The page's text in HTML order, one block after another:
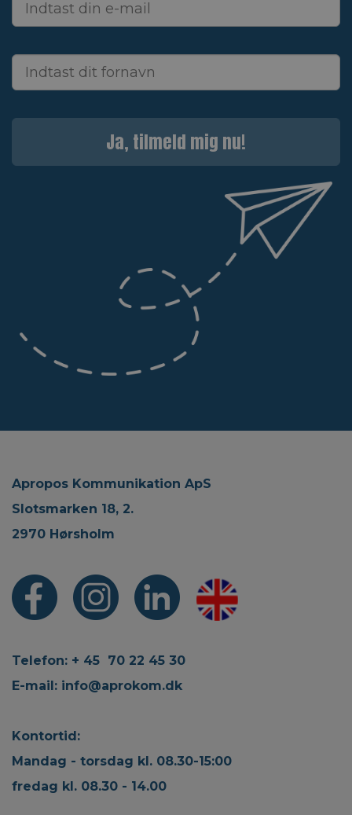
Ja, tilmeld mig nu!
Apropos Kommunikation ApS
Slotsmarken 18, 2.
2970 Hørsholm
Telefon: + 45 70 22 45 30
E-mail: info@aprokom.dk
Kontortid:
Mandag - torsdag kl. 08.30-15:00
fredag kl. 08.30 - 14.00